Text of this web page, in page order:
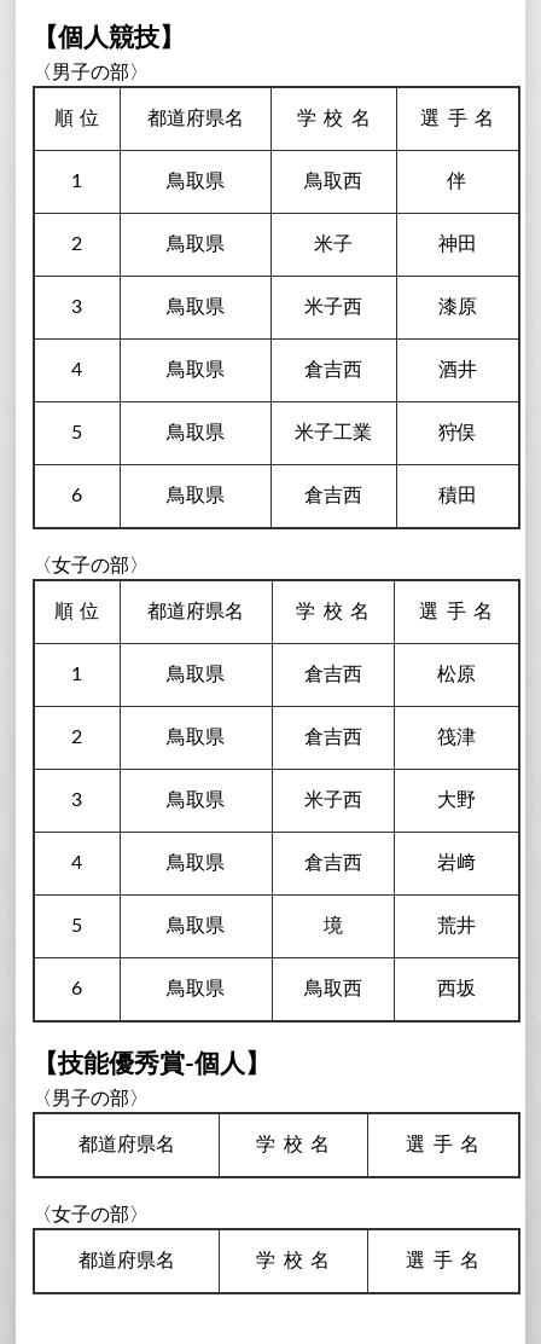
【個人競技】
〈男子の部〉
順位 都道府県名 学校 名 選手名
1 鳥取県 鳥取西 伴
2 鳥取県 米子 神田
3 鳥取県 米子西 漆原
4 鳥取県 倉吉西 酒井
5 鳥取県 米子工業 狩俣
6 鳥取県 倉吉西 積田
〈女子の部〉
順位 都道府県名 学校名 選手名
1 鳥取県 倉吉西 松原
2 鳥取県 倉吉西 筏津
3 鳥取県 米子西 大野
4 鳥取県 倉吉西 岩﨑
5 鳥取県 境 荒井
6 鳥取県 鳥取西 西坂
【技能優秀賞-個人】
〈男子の部〉
都道府県名 学校名 選手名
〈女子の部〉
都道府県名 学校名 選手名